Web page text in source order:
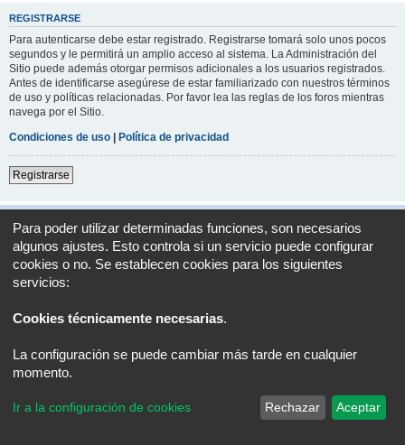
REGISTRARSE
Para autenticarse debe estar registrado. Registrarse tomará solo unos pocos
segundos y le permitirá un amplio acceso al sistema. La Administración del
Sitio puede además otorgar permisos adicionales a los usuarios registrados.
Antes de identificarse asegúrese de estar familiarizado con nuestros términos
de uso y políticas relacionadas. Por favor lea las reglas de los foros mientras
navega por el Sitio.
Condiciones de uso | Política de privacidad
Registrarse
Índice general UTC+02:00
Desarrollado porphpBB® Forum Software © phpBB Limited
Traducción al español porphpBB España
Para poder utilizar determinadas funciones, son necesarios
algunos ajustes. Esto controla si un servicio puede configurar
cookies o no. Se establecen cookies para los siguientes
servicios:
Cookies técnicamente necesarias.
La configuración se puede cambiar más tarde en cualquier
momento.
Ir a la configuración de cookies Rechazar Aceptar